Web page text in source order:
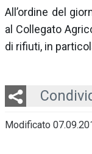
All’ordine del
al Collegato
di rifiuti, in
Twitter
LinkedIn
Email
Whatsapp
Modificato